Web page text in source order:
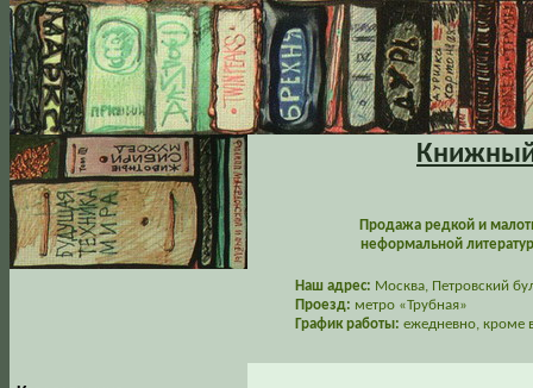
Книжный
Продажа редкой и
неформальной
Наш адрес: Москва, Петровский
Проезд: метро «Трубная»
График работы: ежедневно, кроме